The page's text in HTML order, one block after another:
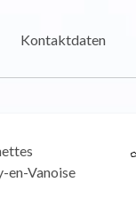
Kontaktdaten
en-Vanoise